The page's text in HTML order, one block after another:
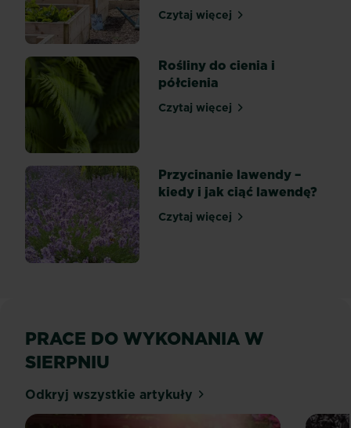
Czytaj więcejUprawa warzyw w
Rośliny do cienia i
półcienia
Czytaj więcejRośliny do cienia i
Przycinanie lawendy –
kiedy i jak ciąć lawendę?
Czytaj więcejPrzycinanie lawendy –
PRACE DO WYKONANIA W
SIERPNIU
Odkryj wszystkie artykuły